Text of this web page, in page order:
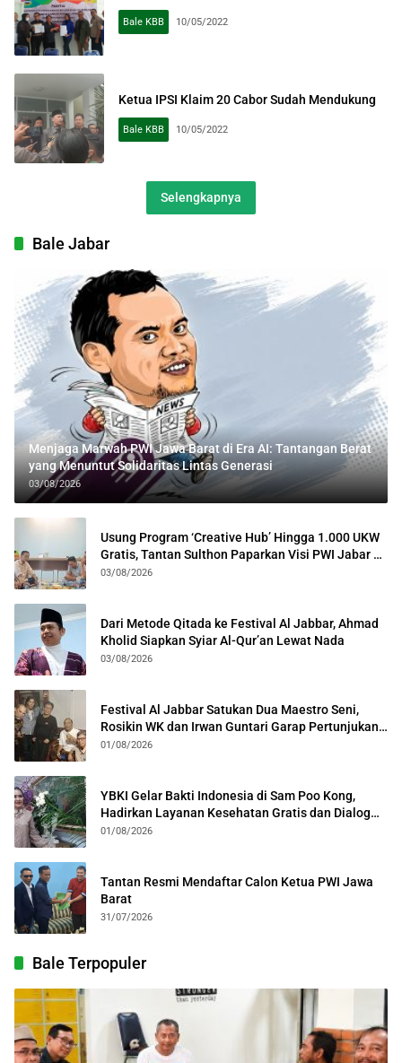
Bale KBB 10/05/2022
Ketua IPSI Klaim 20 Cabor Sudah Mendukung
Bale KBB 10/05/2022
Selengkapnya
Bale Jabar
Menjaga Marwah PWI Jawa Barat di Era AI: Tantangan Berat
yang Menuntut Solidaritas Lintas Generasi
03/08/2026
Usung Program ‘Creative Hub’ Hingga 1.000 UKW
Gratis, Tantan Sulthon Paparkan Visi PWI Jabar di
Kota Bogor
03/08/2026
Dari Metode Qitada ke Festival Al Jabbar, Ahmad
Kholid Siapkan Syiar Al-Qur’an Lewat Nada
03/08/2026
Festival Al Jabbar Satukan Dua Maestro Seni,
Rosikin WK dan Irwan Guntari Garap Pertunjukan
Kolosal
01/08/2026
YBKI Gelar Bakti Indonesia di Sam Poo Kong,
Hadirkan Layanan Kesehatan Gratis dan Dialog
Kebangsaan
01/08/2026
Tantan Resmi Mendaftar Calon Ketua PWI Jawa
Barat
31/07/2026
Bale Terpopuler